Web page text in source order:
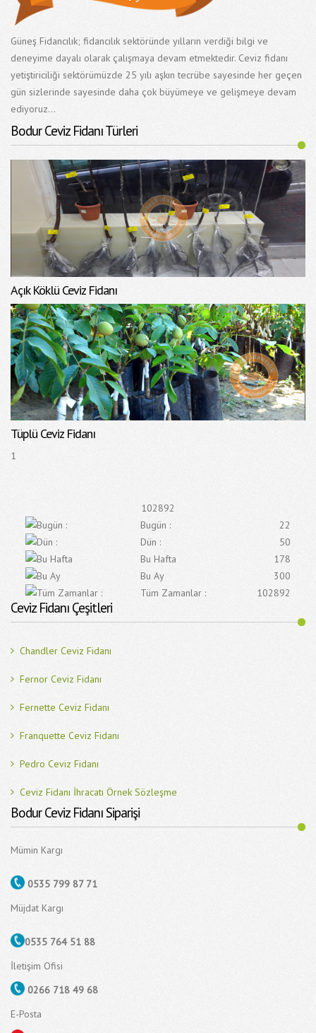
Güneş Fidancılık; fidancılık sektöründe yılların verdiği bilgi ve
deneyime dayalı olarak çalışmaya devam etmektedir. Ceviz fidanı
yetiştiriciliği sektörümüzde 25 yılı aşkın tecrübe sayesinde her geçen
gün sizlerinde sayesinde daha çok büyümeye ve gelişmeye devam
ediyoruz...
Bodur Ceviz Fidanı Türleri
Açık Köklü Ceviz Fidanı
Tüplü Ceviz Fidanı
1
102892
Bugün :
22
Dün :
50
Bu Hafta
178
Bu Ay
300
Tüm Zamanlar :
102892
Ceviz Fidanı Çeşitleri
Chandler Ceviz Fidanı
Fernor Ceviz Fidanı
Fernette Ceviz Fidanı
Franquette Ceviz Fidanı
Pedro Ceviz Fidanı
Ceviz Fidanı İhracatı Örnek Sözleşme
Bodur Ceviz Fidanı Siparişi
Mümin Kargı
0535 799 87 71
Müjdat Kargı
0535 764 51 88
İletişim Ofisi
0266 718 49 68
E-Posta